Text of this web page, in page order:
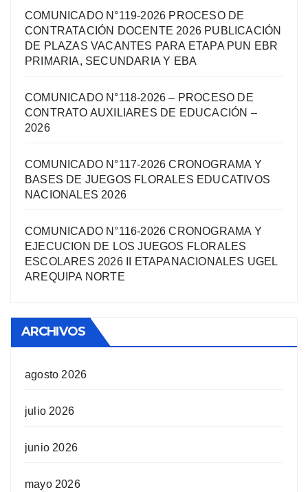
COMUNICADO N°119-2026 PROCESO DE
CONTRATACIÓN DOCENTE 2026 PUBLICACIÓN
DE PLAZAS VACANTES PARA ETAPA PUN EBR
PRIMARIA, SECUNDARIA Y EBA
COMUNICADO N°118-2026 – PROCESO DE
CONTRATO AUXILIARES DE EDUCACIÓN –
2026
COMUNICADO N°117-2026 CRONOGRAMA Y
BASES DE JUEGOS FLORALES EDUCATIVOS
NACIONALES 2026
COMUNICADO N°116-2026 CRONOGRAMA Y
EJECUCION DE LOS JUEGOS FLORALES
ESCOLARES 2026 II ETAPANACIONALES UGEL
AREQUIPA NORTЕ
ARCHIVOS
agosto 2026
julio 2026
junio 2026
mayo 2026